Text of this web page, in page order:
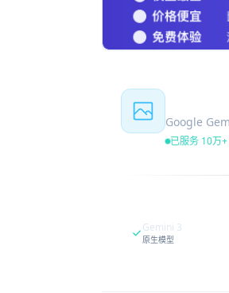
Google
已服务 10万
Gemini 3
原生模型